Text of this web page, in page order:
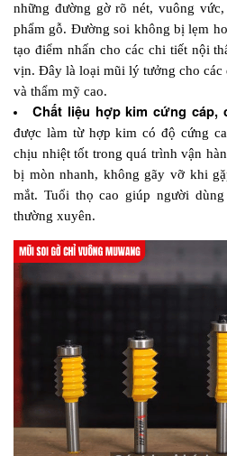
những đường gờ rõ nét, vuông
phẩm gỗ. Đường soi không bị lẹm
tạo điểm nhấn cho các chi tiết nội
vịn. Đây là loại mũi lý tưởng cho các
và thẩm mỹ cao.
Chất liệu hợp kim cứng cáp,
được làm từ hợp kim có độ cứng
chịu nhiệt tốt trong quá trình vận
bị mòn nhanh, không gãy vỡ khi
mắt. Tuổi thọ cao giúp người
thường xuyên.